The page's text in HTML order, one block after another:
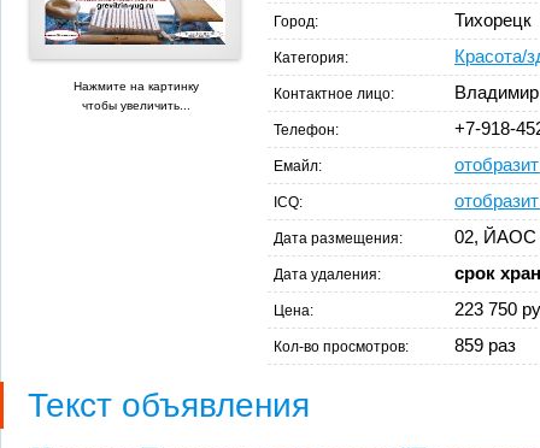
Нажмите на картинку
чтобы увеличить...
Город: Тихорецк
Категория: Красота/
Контактное лицо:
Телефон: +7-918-
Емайл:
ICQ:
Дата размещения: 02, ЙАОС
Дата удаления: срок
Цена: 223 750
Кол-во просмотров: 859 раз
Текст объявления